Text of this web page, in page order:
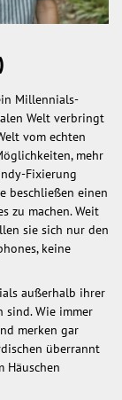
Millennials-
Welt verbringt
vom echten
mehr
Fixierung
beschließen einen
zu machen. Weit
sie sich nur den
keine
außerhalb ihrer
sind. Wie immer
merken gar
überrannt
Häuschen